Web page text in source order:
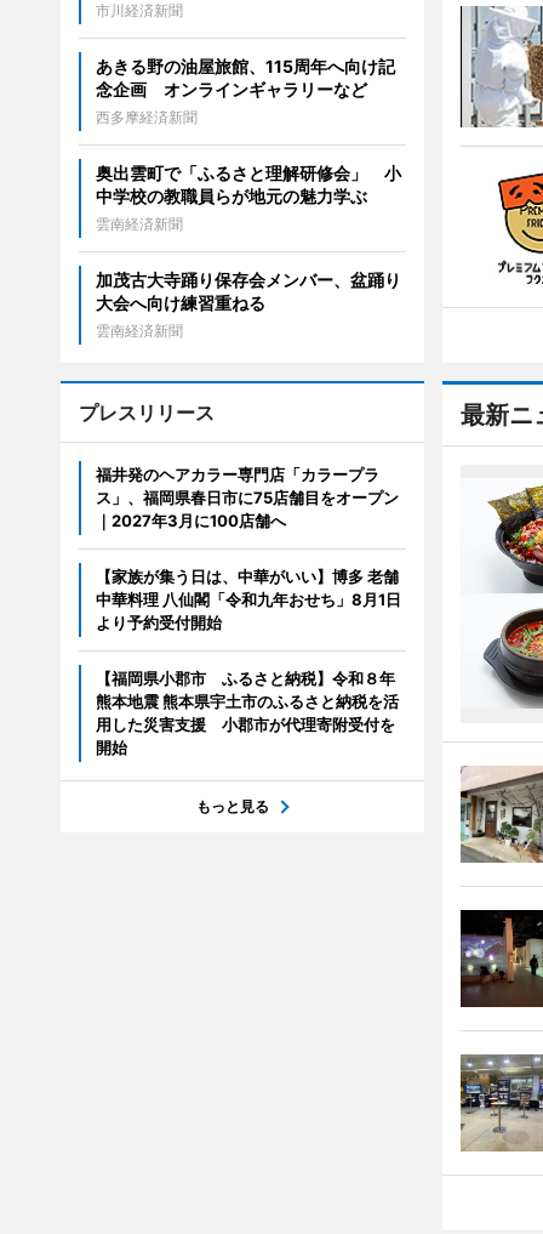
最新ニ
市川経済新聞
あきる野の油屋旅館、115周年へ向け記
念企画 オンラインギャラリーなど
西多摩経済新聞
奥出雲町で「ふるさと理解研修会」 小
中学校の教職員らが地元の魅力学ぶ
雲南経済新聞
加茂古大寺踊り保存会メンバー、盆踊り
大会へ向け練習重ねる
雲南経済新聞
プレスリリース
福井発のヘアカラー専門店「カラープラ
ス」、福岡県春日市に75店舗目をオープン
｜2027年3月に100店舗へ
【家族が集う日は、中華がいい】博多 老舗
中華料理 八仙閣「令和九年おせち」8月1日
より予約受付開始
【福岡県小郡市 ふるさと納税】令和８年
熊本地震 熊本県宇土市のふるさと納税を活
用した災害支援 小郡市が代理寄附受付を
開始
もっと見る